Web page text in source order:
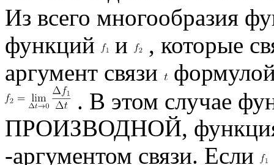
Из всего многообразия
функций
и , которые
аргумент связи
. В этом случае
ПРОИЗВОДНОЙ,
-аргументом связи. Если